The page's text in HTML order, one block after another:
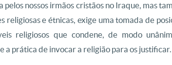
nossos irmãos cristãos no Iraque, mas
religiosas e étnicas, exige uma tomada de
religiosos que condene, de modo
a prática de invocar a religião para os justificar.